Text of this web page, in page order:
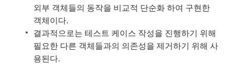
외부 객체들의 동작을 비교적 단순화 하여 구현한
객체이다.
결과적으로는 테스트 케이스 작성을 진행하기 위해
필요한 다른 객체들과의 의존성을 제거하기 위해 사
용된다.